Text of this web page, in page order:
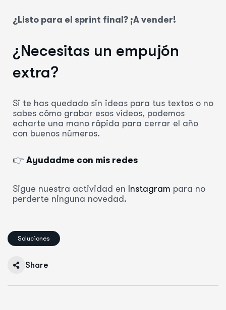
¿Listo para el sprint final? ¡A vender!
¿Necesitas un empujón
extra?
Si te has quedado sin ideas para tus textos o no
sabes cómo grabar esos vídeos, podemos
echarte una mano rápida para cerrar el año
con buenos números.
👉 Ayudadme con mis redes
Sigue nuestra actividad en Instagram para no
perderte ninguna novedad.
Soluciones
Share